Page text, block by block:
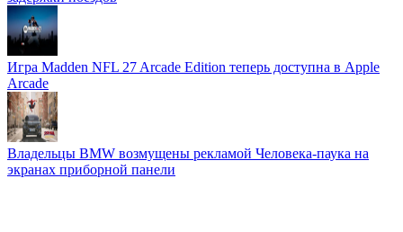
Игра Madden NFL 27 Arcade Edition теперь доступна в Apple
Arcade
Владельцы BMW возмущены рекламой Человека-паука на
экранах приборной панели